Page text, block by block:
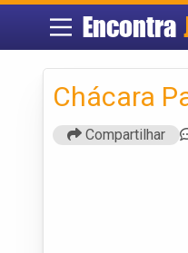
Encontra
Chácara
Compartilhar